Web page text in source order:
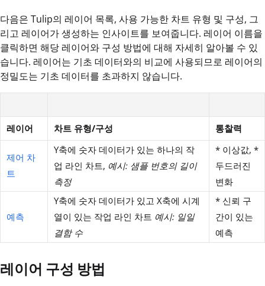
다음은 Tulip의 레이어 목록, 사용 가능한 차트 유형 및 구성, 그
리고 레이어가 생성하는 인사이트를 보여줍니다. 레이어 이름을
클릭하면 해당 레이어와 구성 방법에 대해 자세히 알아볼 수 있
습니다. 레이어는 기초 데이터와의 비교에 사용되므로 레이어의
정밀도는 기초 데이터를 초과하지 않습니다.
레이어 차트 유형/구성 통찰력
제어 차
트
Y축에 숫자 데이터가 있는 하나의 작
업 라인 차트, 예시: 샘플 번호의 길이
측정
* 이상값, *
두드러진
변화
예측
Y축에 숫자 데이터가 있고 X축에 시계
열이 있는 작업 라인 차트 예시: 일일
결함 수
* 신뢰 구
간이 있는
예측
레이어 구성 방법